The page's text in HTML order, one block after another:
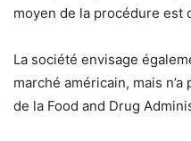
moyen de la procédure est
La société envisage
marché américain, mais
de la Food and Drug